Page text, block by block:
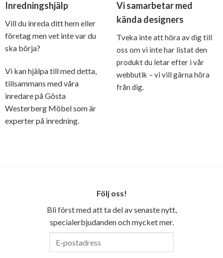
Inredningshjälp
Vill du inreda ditt hem eller
företag men vet inte var du
ska börja?
Vi kan hjälpa till med detta,
tillsammans med våra
inredare på Gösta
Westerberg Möbel som är
experter på inredning.
Vi samarbetar med
kända designers
Tveka inte att höra av dig till
oss om vi inte har listat den
produkt du letar efter i vår
webbutik – vi vill gärna höra
från dig.
Följ oss!
Bli först med att ta del av senaste nytt,
specialerbjudanden och mycket mer.